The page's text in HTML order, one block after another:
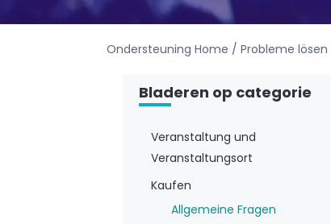
Ondersteuning Home / Probleme lösen
Bladeren op categorie
Veranstaltung und
Veranstaltungsort
Kaufen
Allgemeine Fragen